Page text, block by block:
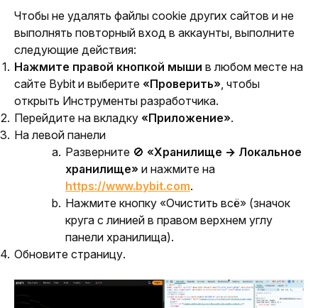
Чтобы не удалять файлы cookie других сайтов и не
выполнять повторный вход в аккаунты, выполните
следующие действия:
Нажмите правой кнопкой мыши в любом месте на
сайте Bybit и выберите «Проверить» , чтобы
открыть Инструменты разработчика.
Перейдите на вкладку «Приложение».
На левой панели
Разверните 🚫 «Хранилище → Локальное
хранилище» и нажмите на
https://www.bybit.com.
Нажмите кнопку «Очистить всё» (значок
круга с линией в правом верхнем углу
панели хранилища).
Обновите страницу.